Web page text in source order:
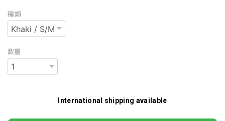
種類
数量
International shipping available